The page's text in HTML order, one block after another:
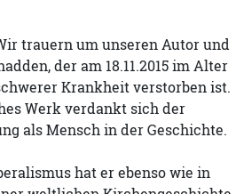
trauern um unseren Autor und
der am 18.11.2015 im Alter
Krankheit verstorben ist.
Werk verdankt sich der
als Mensch in der Geschichte.
hat er ebenso wie in